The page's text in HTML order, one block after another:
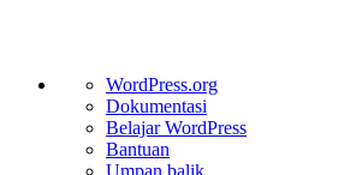
Tentang
WordPress
WordPress.org
Dokumentasi
Belajar WordPress
Bantuan
Umpan balik